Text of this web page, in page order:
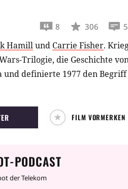
8 306
Hamillund Carrie Fisher.
Trilogie, die Geschichte
und definierte 1977 den Begriff
FILM VORMERKEN
PODCAST
der Telekom